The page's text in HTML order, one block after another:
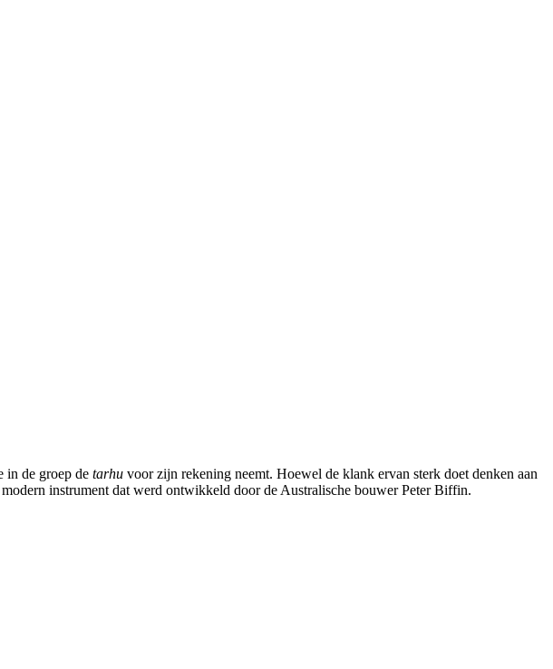
in de groep de tarhu voor zijn rekening neemt. Hoewel de klank ervan sterk doet denken aan
instrument dat werd ontwikkeld door de Australische bouwer Peter Biffin.